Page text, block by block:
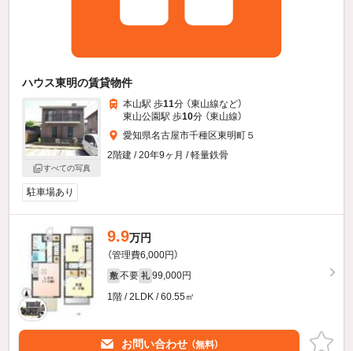
ハウス東明の賃貸物件
すべての写真
本山駅 歩11分 （東山線など）
東山公園駅 歩10分 （東山線）
愛知県名古屋市千種区東明町５
2階建 / 20年9ヶ月 / 軽量鉄骨
駐車場あり
9.9万円
（管理費6,000円）
敷 不要 礼 99,000円
1階 / 2LDK / 60.55㎡
お問い合わせ （無料）